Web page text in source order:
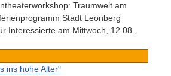
Traumwelt am
Stadt Leonberg
Interessierte am Mittwoch, 12.08.,